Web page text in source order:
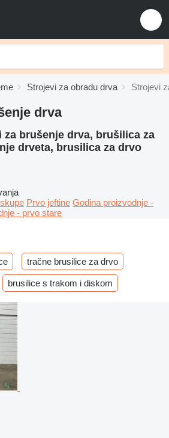
Strojevi za obradu drva Strojevi
drva
za brušenje drva, brušilica za
drveta, brusilica za drvo
Prvo jeftine Godina proizvodnje -
- prvo stare
tračne brusilice za drvo
brusilice s trakom i diskom